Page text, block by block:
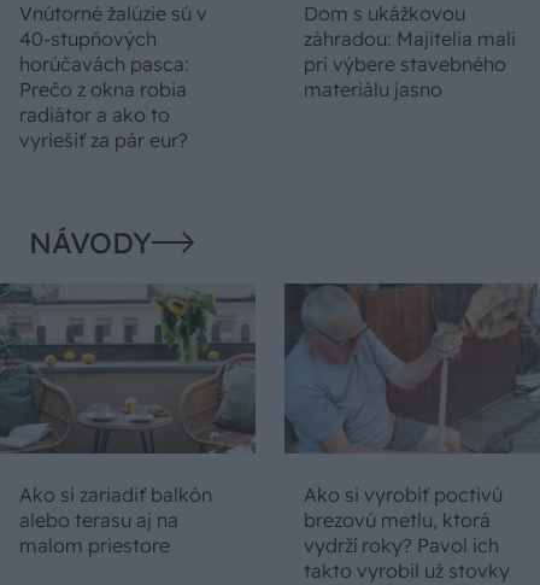
Vnútorné žalúzie sú v
40-stupňových
horúčavách pasca:
Prečo z okna robia
radiátor a ako to
vyriešiť za pár eur?
Dom s ukážkovou
záhradou: Majitelia mali
pri výbere stavebného
materiálu jasno
NÁVODY
Ako si zariadiť balkón
alebo terasu aj na
malom priestore
Ako si vyrobiť poctivú
brezovú metlu, ktorá
vydrží roky? Pavol ich
takto vyrobil už stovky